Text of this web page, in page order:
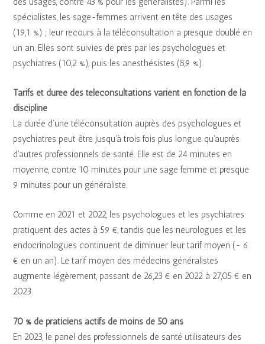
spécialistes, les sage-femmes arrivent en tête des usages
(19,1 %) ; leur recours à la téléconsultation a presque doublé en
un an. Elles sont suivies de près par les psychologues et
psychiatres (10,2 %), puis les anesthésistes (8,9 %).
Tarifs et durée des téléconsultations varient en fonction de la
discipline
La durée d’une téléconsultation auprès des psychologues et
psychiatres peut être jusqu’à trois fois plus longue qu’auprès
d’autres professionnels de santé. Elle est de 24 minutes en
moyenne, contre 10 minutes pour une sage femme et presque
9 minutes pour un généraliste.
Comme en 2021 et 2022, les psychologues et les psychiatres
pratiquent des actes à 59 €, tandis que les neurologues et les
endocrinologues continuent de diminuer leur tarif moyen (- 6
€ en un an). Le tarif moyen des médecins généralistes
augmente légèrement, passant de 26,23 € en 2022 à 27,05 € en
2023.
70 % de praticiens actifs de moins de 50 ans
En 2023, le panel des professionnels de santé utilisateurs des